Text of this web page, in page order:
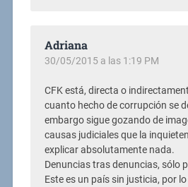
Adriana
30/05/2015 a las 1:19 PM
CFK está, directa o
cuanto hecho de corrupción se
embargo sigue gozando de
causas judiciales que la
explicar absolutamente nada.
Denuncias tras denuncias, sólo
Este es un país sin justicia, por